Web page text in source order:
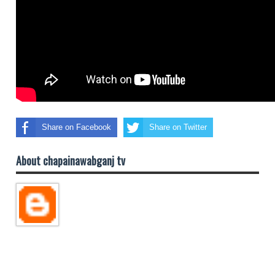
Share on Facebook Share on Twitter
About chapainawabganj tv